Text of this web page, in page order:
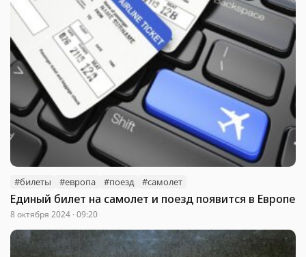
#билеты #европа #поезд #самолет
Единый билет на самолет и поезд появится в Европе
8 октября 2024 · 09:20